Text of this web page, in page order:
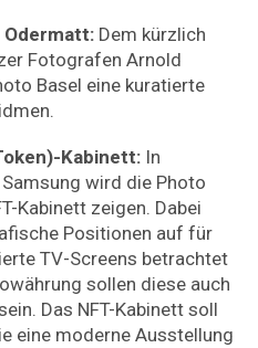
Odermatt: Dem kürzlich
Fotografen Arnold
Basel eine kuratierte
Kabinett: In
wird die Photo
Kabinett zeigen. Dabei
Positionen auf für
TV-Screens betrachtet
sollen diese auch
Das NFT-Kabinett soll
eine moderne Ausstellung